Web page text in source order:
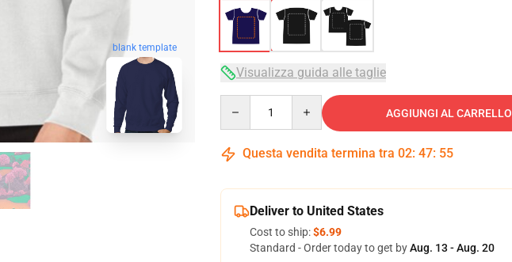
blank template
Visualizza guida alle taglie
AGGIUNGI AL CARRELLO
Questa vendita termina tra 02: 47: 54
Deliver to United States
Cost to ship:$6.99
Standard - Order today to get byAug. 13 - Aug. 20